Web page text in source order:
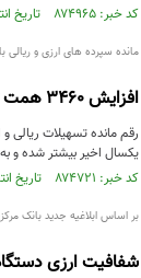
کد خبر: ۸۷۴۹۶۵ تاریخ انتشار : ۱۴۰۴/۰۷/۱۶
مانده سپرده های ارزی و ریالی بانک های
افزایش 3460 همت تسهیلات ریالی و ارزی بانک های کشور با رشد 41.5 درصدی دریکسال منتهی به مرداد 1404
یکسال اخیر بیشتر شده و به عبارتی روزانه 9480 میلیارد تومان
کد خبر: ۸۷۴۷۲۱ تاریخ انتشار : ۱۴۰۴/۰۷/۱۱
بر اساس ابلاغیه جدید بانک
شفافیت ارزی